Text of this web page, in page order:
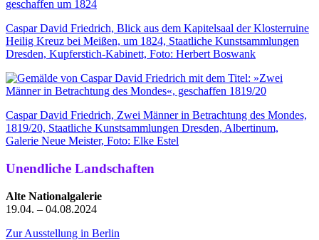
Caspar David Friedrich, Blick aus dem Kapitelsaal der Klosterruine
Heilig Kreuz bei Meißen, um 1824, Staatliche Kunstsammlungen
Dresden, Kupferstich-Kabinett, Foto: Herbert Boswank
Caspar David Friedrich, Zwei Männer in Betrachtung des Mondes,
1819/20, Staatliche Kunstsammlungen Dresden, Albertinum,
Galerie Neue Meister, Foto: Elke Estel
Unendliche ­Landschaften
Alte Nationalgalerie
19.04. – 04.08.2024
Zur Ausstellung in Berlin